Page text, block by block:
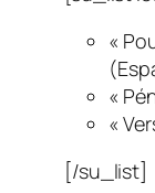
«
«
«
[/su_list]